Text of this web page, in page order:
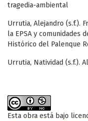
Esta obra está bajo
tragedia-ambiental
Urrutia, Alejandro (s.f.).
la EPSA y comunidades
Histórico del Palenque
Urrutia, Natividad (s.f.).